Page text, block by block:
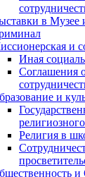
в Музее
и
Иная
Соглашения
и
Религия в